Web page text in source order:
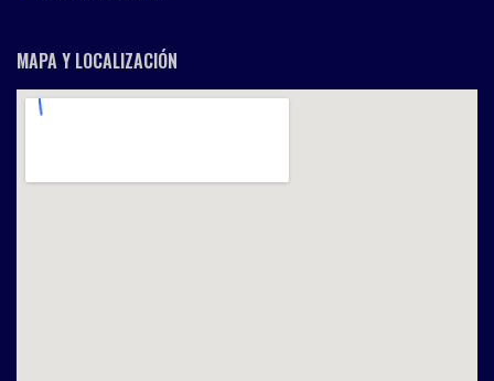
MAPA Y LOCALIZACIÓN